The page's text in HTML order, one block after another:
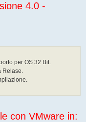
4.0 -
per OS 32 Bit.
Relase.
con VMware in: